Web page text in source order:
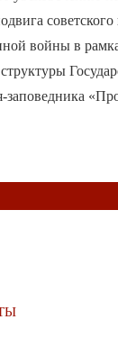
войны в
заповедника